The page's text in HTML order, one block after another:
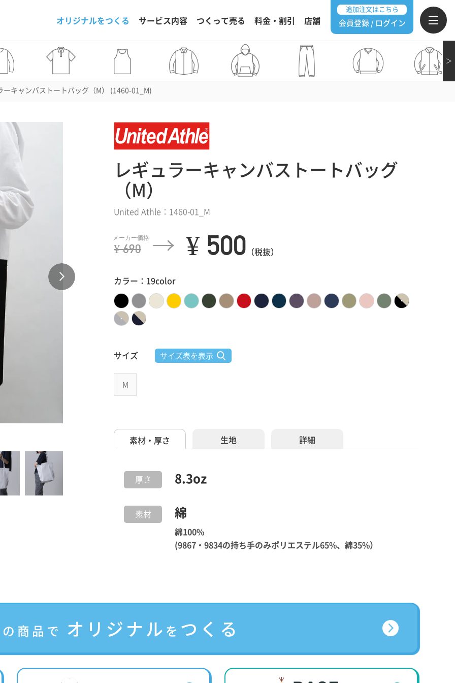
オリジナルをつくる サービス内容 つくって売る 料金・割引 店舗
追加注文はこちら
会員登録 / ログイン
＞
ーキャンバストートバッグ（M） (1460-01_M)
レギュラーキャンバストートバッグ
（M）
United Athle：1460-01_M
¥ 690 ¥ 500 （税抜）
カラー：19color
サイズ サイズ表を表示
M
素材・厚さ 生地 詳細
厚さ 8.3oz
素材 綿
綿100%
(9867・9834の持ち手のみポリエステル65%、綿35%）
商品で オリジナル を つくる